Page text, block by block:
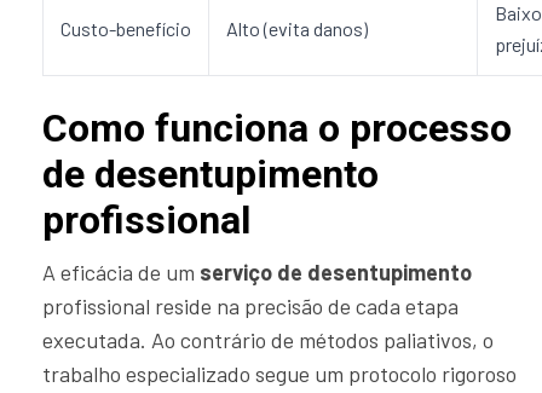
Custo-benefício Alto (evita danos)
Como funciona o processo
de desentupimento
profissional
A eficácia de um serviço de desentupimento
profissional reside na precisão de cada etapa
executada. Ao contrário de métodos paliativos, o
trabalho especializado segue um protocolo rigoroso